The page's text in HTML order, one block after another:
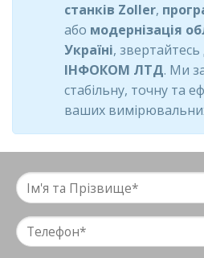
станків Zoller,
або модернізація
Україні,
ІНФОКОМ ЛТД. Ми
стабільну, точну та
ваших